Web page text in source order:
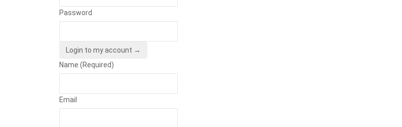
Password
Login to my account →
Name (Required)
Email